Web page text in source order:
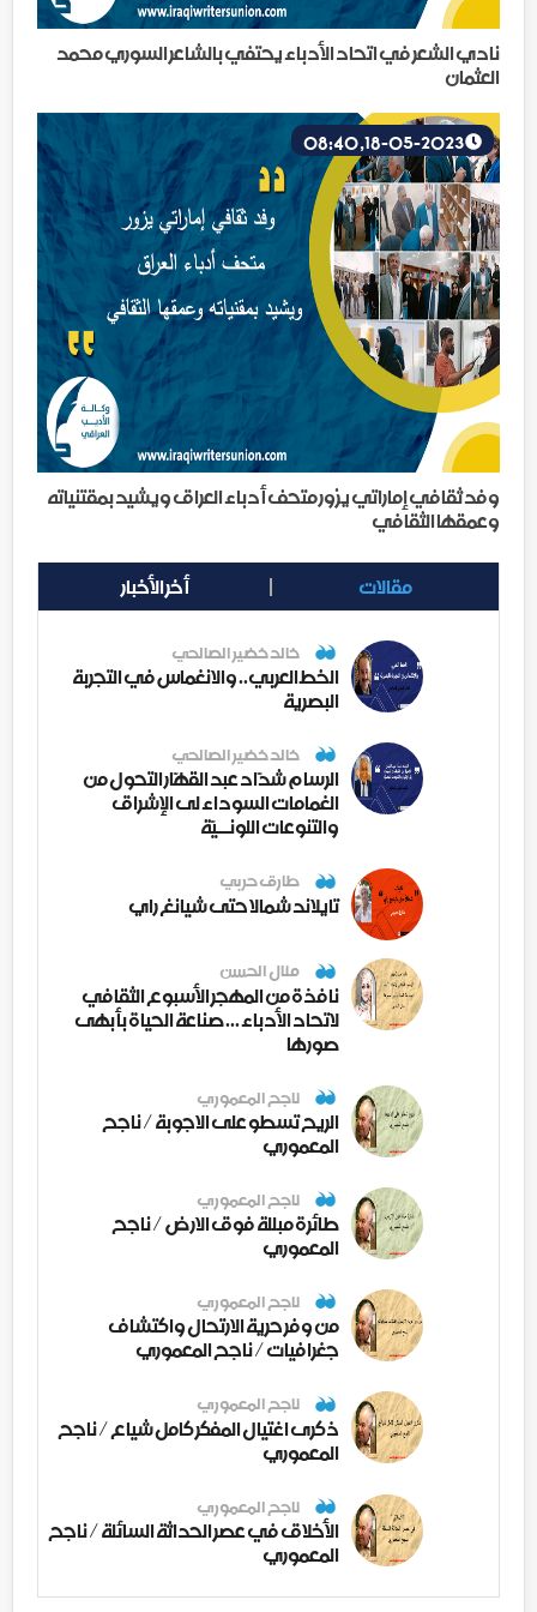
نادي الشعر في اتحاد الأدباء يحتفي بالشاعر السوري محمد
العثمان
وفد ثقافي إماراتي يزور متحف أدباء العراق ويشيد بمقتنياته
وعمقها الثقافي
مقالات أخر الأخبار
خالد خضير الصالحي
الخط العربي.. والانغماس في التجربة
البصرية
خالد خضير الصالحي
الرسام شدّاد عبد القهّار التحول من
الغمامات السوداء لى الإشراق
والتنوعات اللونــيّة
طارق حربي
تايلاند شمالا حتى شيانغ راي
منال الحسن
نافذة من المهجر الأسبوع الثقافي
لاتحاد الأدباء ... صناعة الحياة بأبهى
صورها
ناجح المعموري
الريح تسطو على الاجوبة / ناجح
المعموري
ناجح المعموري
طائرة مبللة فوق الارض / ناجح
المعموري
ناجح المعموري
من وفر حرية الارتحال واكتشاف
جغرافيات / ناجح المعموري
ناجح المعموري
ذكرى اغتيال المفكر كامل شياع / ناجح
المعموري
ناجح المعموري
الأخلاق في عصر الحداثة السائلة / ناجح
المعموري